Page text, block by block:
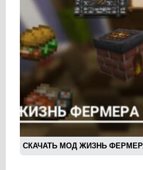
СКАЧАТЬ МОД ЖИЗНЬ